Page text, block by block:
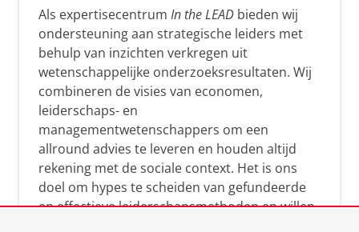
Als expertisecentrum In the LEAD bieden wij
ondersteuning aan strategische leiders met
behulp van inzichten verkregen uit
wetenschappelijke onderzoeksresultaten. Wij
combineren de visies van economen,
leiderschaps- en
managementwetenschappers om een
allround advies te leveren en houden altijd
rekening met de sociale context. Het is ons
doel om hypes te scheiden van gefundeerde
en effectieve leiderschapsmethoden en willen